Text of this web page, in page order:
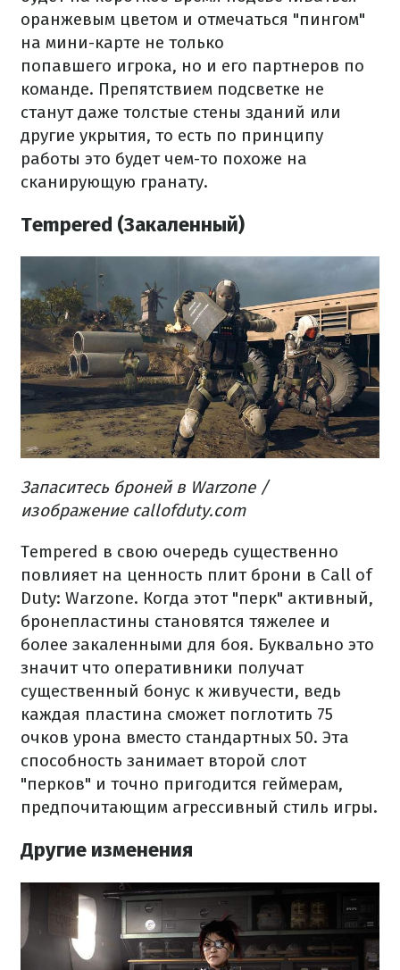
оранжевым цветом и отмечаться "пингом"
на мини-карте не только
попавшего игрока, но и его партнеров по
команде. Препятствием подсветке не
станут даже толстые стены зданий или
другие укрытия, то есть по принципу
работы это будет чем-то похоже на
сканирующую гранату.
Tempered (Закаленный)
Запаситесь броней в Warzone /
изображение callofduty.com
Tempered в свою очередь существенно
повлияет на ценность плит брони в Call of
Duty: Warzone. Когда этот "перк" активный,
бронепластины становятся тяжелее и
более закаленными для боя. Буквально это
значит что оперативники получат
существенный бонус к живучести, ведь
каждая пластина сможет поглотить 75
очков урона вместо стандартных 50. Эта
способность занимает второй слот
"перков" и точно пригодится геймерам,
предпочитающим агрессивный стиль игры.
Другие изменения